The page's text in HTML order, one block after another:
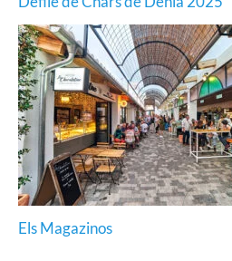
Els Magazinos